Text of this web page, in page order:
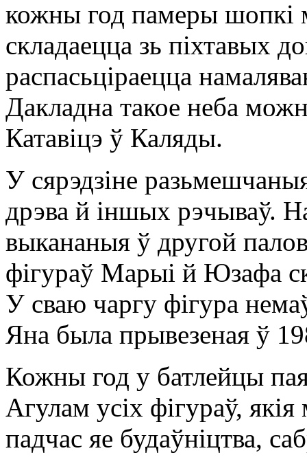
кожны год памеры шопкі
складаецца зь піхтавых
распасьціраецца
Дакладна такое неба
Катавіцэ ў Каляды.
У сярэдзіне
дрэва й іншых рэчываў.
выкананыя ў другой
фігураў Марыі й Юзафа
У сваю чаргу фігура
Яна была прывезеная ў
Кожны год у батлейцы
Агулам усіх фігураў,
падчас яе будаўніцтва,